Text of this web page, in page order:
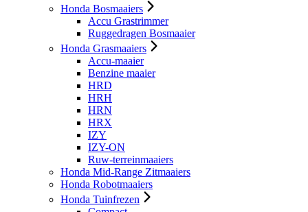
Honda Bosmaaiers
Accu Grastrimmer
Ruggedragen Bosmaaier
Honda Grasmaaiers
Accu-maaier
Benzine maaier
HRD
HRH
HRN
HRX
IZY
IZY-ON
Ruw-terreinmaaiers
Honda Mid-Range Zitmaaiers
Honda Robotmaaiers
Honda Tuinfrezen